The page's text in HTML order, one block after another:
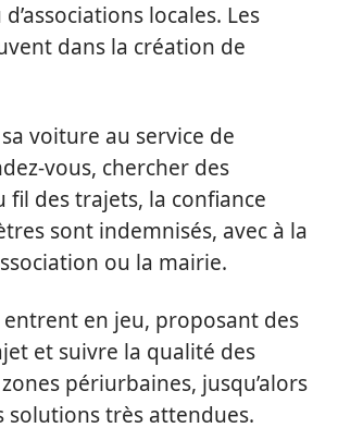
locales. Les
dans la création de
voiture au service de
vous, chercher des
fil des trajets, la confiance
sont indemnisés, avec à la
ou la mairie.
entrent en jeu, proposant des
et suivre la qualité des
périurbaines, jusqu’alors
solutions très attendues.